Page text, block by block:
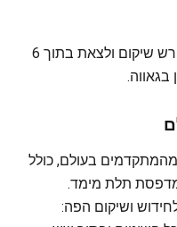
״ניתן להיכנס למרפאה עם פה שדורש שיקום ולצאת בתוך 6
בעולם, כולל
תלת מימד.
ושיקום הפה: